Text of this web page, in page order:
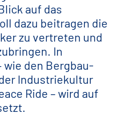
auf das
dazu beitragen die
zu vertreten und
In
den Bergbau-
Industriekultur
Ride – wird auf